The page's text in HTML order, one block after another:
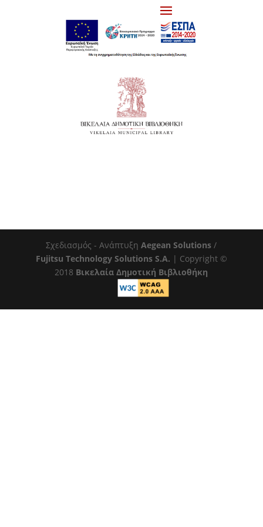
Σχεδιασμός - ΑνάπτυξηAegean Solutions /
Fujitsu Technology Solutions S.A. | Copyright ©
2018 Βικελαία Δημοτική Βιβλιοθήκη